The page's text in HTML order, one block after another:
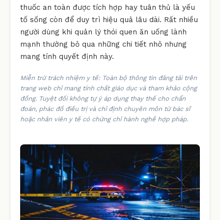
thuốc an toàn được tích hợp hay tuân thủ là yếu
tố sống còn để duy trì hiệu quả lâu dài. Rất nhiều
người dùng khi quản lý thói quen ăn uống lành
mạnh thường bỏ qua những chi tiết nhỏ nhưng
mang tính quyết định này.
Miễn trừ trách nhiệm y tế: Toàn bộ thông tin đăng tải trên
trang web chỉ mang tính chất giáo dục và tham khảo cộng
đồng. Tuyệt đối không tự ý áp dụng thay thế cho chẩn
đoán, phác đồ điều trị và chỉ định chuyên môn từ bác sĩ
hoặc nhân viên y tế có chứng chỉ hành nghề hợp pháp.